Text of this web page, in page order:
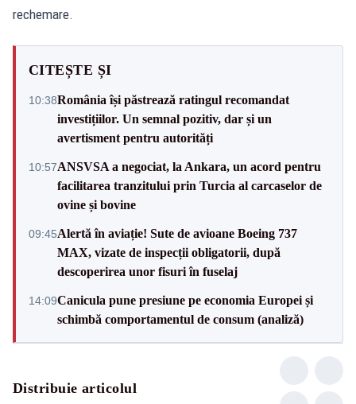
rechemare.
CITEȘTE ȘI
10:38România își păstrează ratingul recomandat
investițiilor. Un semnal pozitiv, dar și un
avertisment pentru autorități
10:57ANSVSA a negociat, la Ankara, un acord pentru
facilitarea tranzitului prin Turcia al carcaselor de
ovine și bovine
09:45Alertă în aviație! Sute de avioane Boeing 737
MAX, vizate de inspecții obligatorii, după
descoperirea unor fisuri în fuselaj
14:09Canicula pune presiune pe economia Europei și
schimbă comportamentul de consum (analiză)
Distribuie articolul